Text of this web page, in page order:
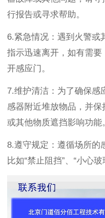
行报告或寻求帮助。
6.紧急情况：遇到火警或
指示迅速离开，如有需
开感应门。
7.维护清洁：为了确保感
感器附近堆放物品，并
或其他物质遮挡影响功能
8.遵守规定：遵循场所的
比如“禁止阻挡”、“小心玻